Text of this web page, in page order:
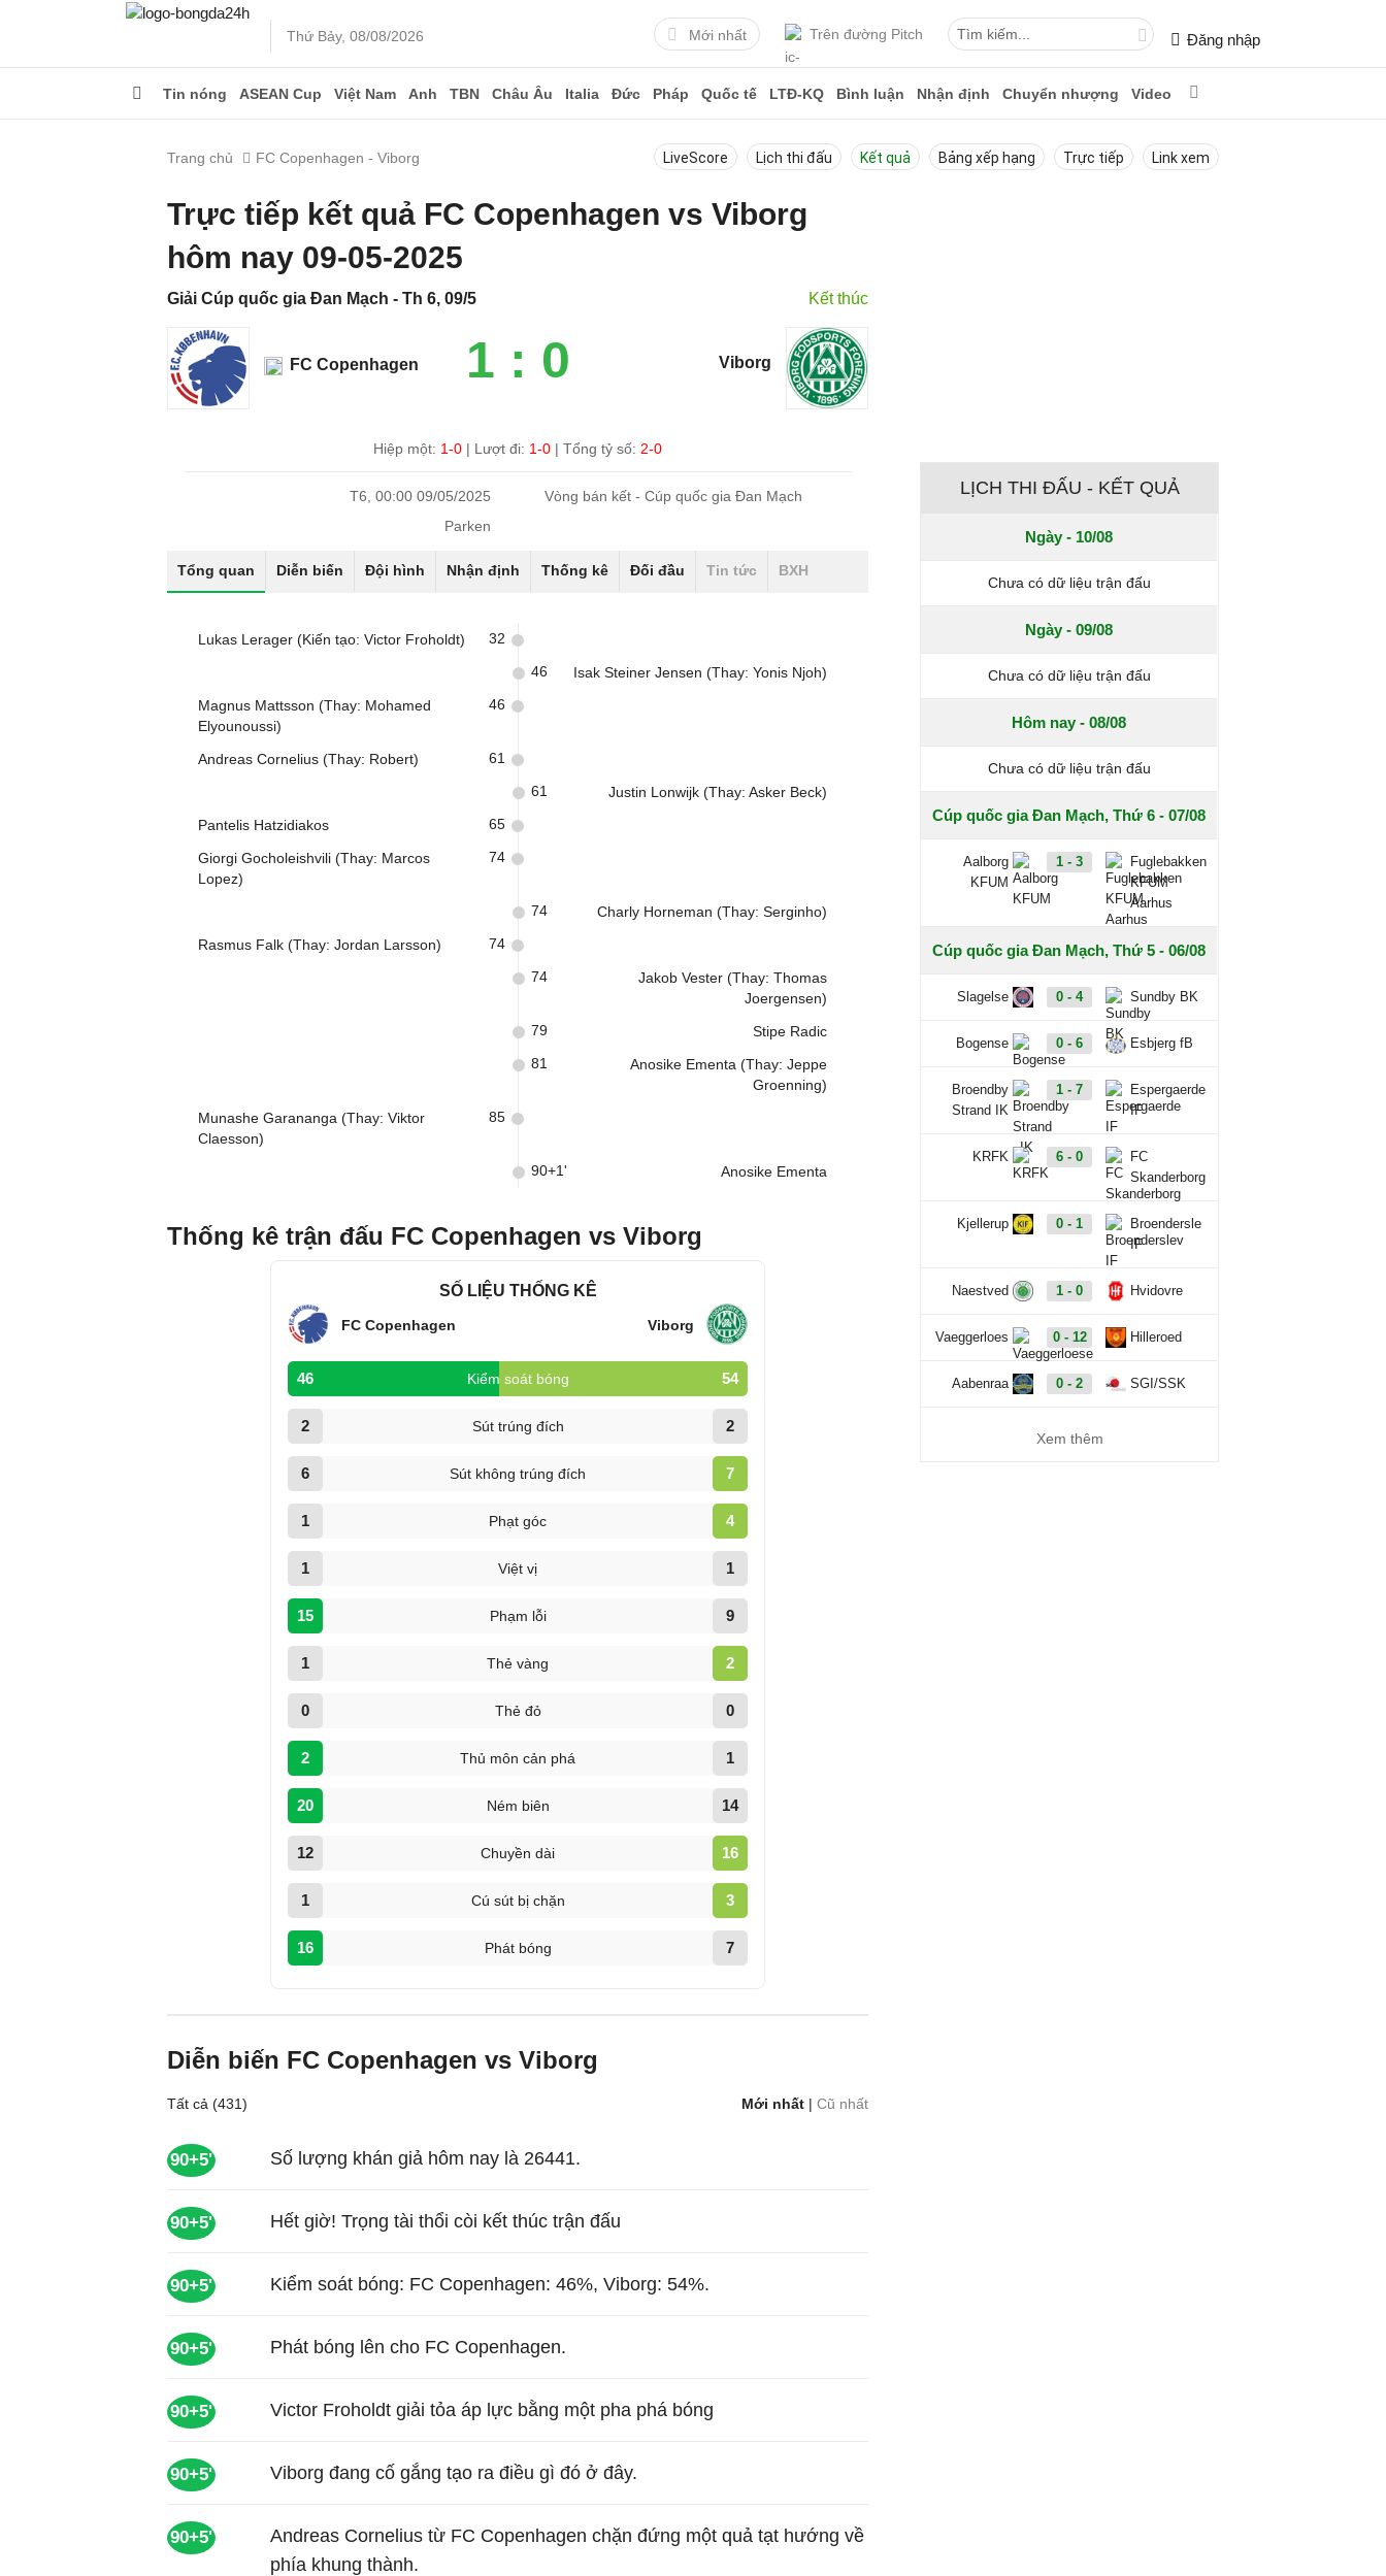
Thứ Bảy, 08/08/2026 Mới nhất Trên đường Pitch Đăng nhập
Tin nóng ASEAN Cup Việt Nam Anh TBN Châu Âu Italia Đức Pháp Quốc tế LTĐ-KQ Bình luận Nhận định Chuyển nhượng Video
Trang chủ FC Copenhagen - Viborg LiveScore Lịch thi đấu Kết quả Bảng xếp hạng Trực tiếp Link xem
Trực tiếp kết quả FC Copenhagen vs Viborg
hôm nay 09-05-2025
Giải Cúp quốc gia Đan Mạch - Th 6, 09/5 Kết thúc
FC Copenhagen 1 : 0 Viborg
Hiệp một: 1-0 | Lượt đi: 1-0 | Tổng tỷ số: 2-0
T6, 00:00 09/05/2025
Vòng bán kết - Cúp quốc gia Đan Mạch
Parken
Tổng quan Diễn biến Đội hình Nhận định Thống kê Đối đầu Tin tức BXH
Lukas Lerager (Kiến tạo: Victor Froholdt) 32
Isak Steiner Jensen (Thay: Yonis Njoh)
46
Magnus Mattsson (Thay: Mohamed
Elyounoussi)
46
Andreas Cornelius (Thay: Robert) 61
Justin Lonwijk (Thay: Asker Beck)
61
Pantelis Hatzidiakos 65
Giorgi Gocholeishvili (Thay: Marcos
Lopez)
74
Charly Horneman (Thay: Serginho)
74
Rasmus Falk (Thay: Jordan Larsson) 74
Jakob Vester (Thay: Thomas
Joergensen)
74
Stipe Radic
79
Anosike Ementa (Thay: Jeppe
Groenning)
81
Munashe Garananga (Thay: Viktor
Claesson)
85
Anosike Ementa
90+1'
Thống kê trận đấu FC Copenhagen vs Viborg
SỐ LIỆU THỐNG KÊ
FC Copenhagen Viborg
46 Kiểm soát bóng 54
2 Sút trúng đích 2
6 Sút không trúng đích 7
1 Phạt góc 4
1 Việt vị 1
15 Phạm lỗi 9
1 Thẻ vàng 2
0 Thẻ đỏ 0
2 Thủ môn cản phá 1
20 Ném biên 14
12 Chuyền dài 16
1 Cú sút bị chặn 3
16 Phát bóng 7
Diễn biến FC Copenhagen vs Viborg
Tất cả (431) Mới nhất |Cũ nhất
90+5' Số lượng khán giả hôm nay là 26441.
90+5' Hết giờ! Trọng tài thổi còi kết thúc trận đấu
90+5' Kiểm soát bóng: FC Copenhagen: 46%, Viborg: 54%.
90+5' Phát bóng lên cho FC Copenhagen.
90+5' Victor Froholdt giải tỏa áp lực bằng một pha phá bóng
90+5' Viborg đang cố gắng tạo ra điều gì đó ở đây.
90+5'
Andreas Cornelius từ FC Copenhagen chặn đứng một quả tạt hướng về
phía khung thành.
LỊCH THI ĐẤU - KẾT QUẢ
Ngày - 10/08
Chưa có dữ liệu trận đấu
Ngày - 09/08
Chưa có dữ liệu trận đấu
Hôm nay - 08/08
Chưa có dữ liệu trận đấu
Cúp quốc gia Đan Mạch, Thứ 6 - 07/08
Aalborg
KFUM
1 - 3
Fuglebakken
KFUM
Aarhus
Cúp quốc gia Đan Mạch, Thứ 5 - 06/08
Slagelse 0 - 4 Sundby BK
Bogense 0 - 6 Esbjerg fB
Broendby
Strand IK
1 - 7
Espergaerde
IF
KRFK 6 - 0
FC
Skanderborg
Kjellerup 0 - 1
Broendersle
IF
Naestved 1 - 0 Hvidovre
Vaeggerloes 0 - 12 Hilleroed
Aabenraa 0 - 2 SGI/SSK
Xem thêm